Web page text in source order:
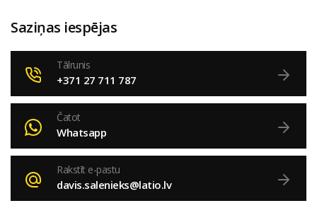
Saziņas iespējas
Tālrunis
+371 27 711 787
Čatot
Whatsapp
Rakstīt e-pastu
davis.salenieks@latio.lv